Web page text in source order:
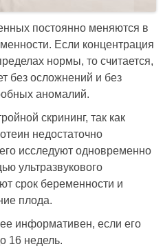
постоянно меняются в
Если концентрация
нормы, то считается,
без осложнений и без
аномалий.
скрининг, так как
недостаточно
исследуют одновременно
ультразвукового
срок беременности и
плода.
информативен, если его
16 недель.